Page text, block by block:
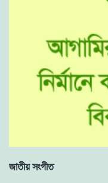
জাতীয় সংগীত